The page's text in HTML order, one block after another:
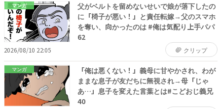
マンガ
父がベルトを留めないせいで娘が落下したの
に「椅子が悪い！」と責任転嫁→父のスマホ
を奪い、向かったのは #俺は気配り上手パパ
62
2026/08/10 22:05 クリップ
マンガ
「俺は悪くない！」義母に甘やかされ、わが
ままな息子が友だちに無視され→母「じゃ
あ…」息子を変えた言葉とは#こどおじ義兄
40